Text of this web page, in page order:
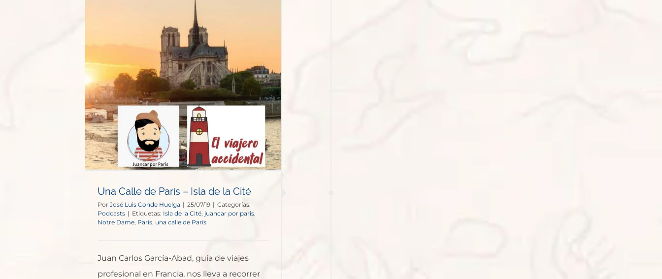
Una Calle de París – Isla de la Cité
Por José Luis Conde Huelga | 25/07/19 | Categorías:
Podcasts | Etiquetas: Isla de la Cité juancar por paris,
Notre Dame, París una calle de París
Juan Carlos García-Abad, guía de viajes
profesional en Francia, nos lleva a recorrer